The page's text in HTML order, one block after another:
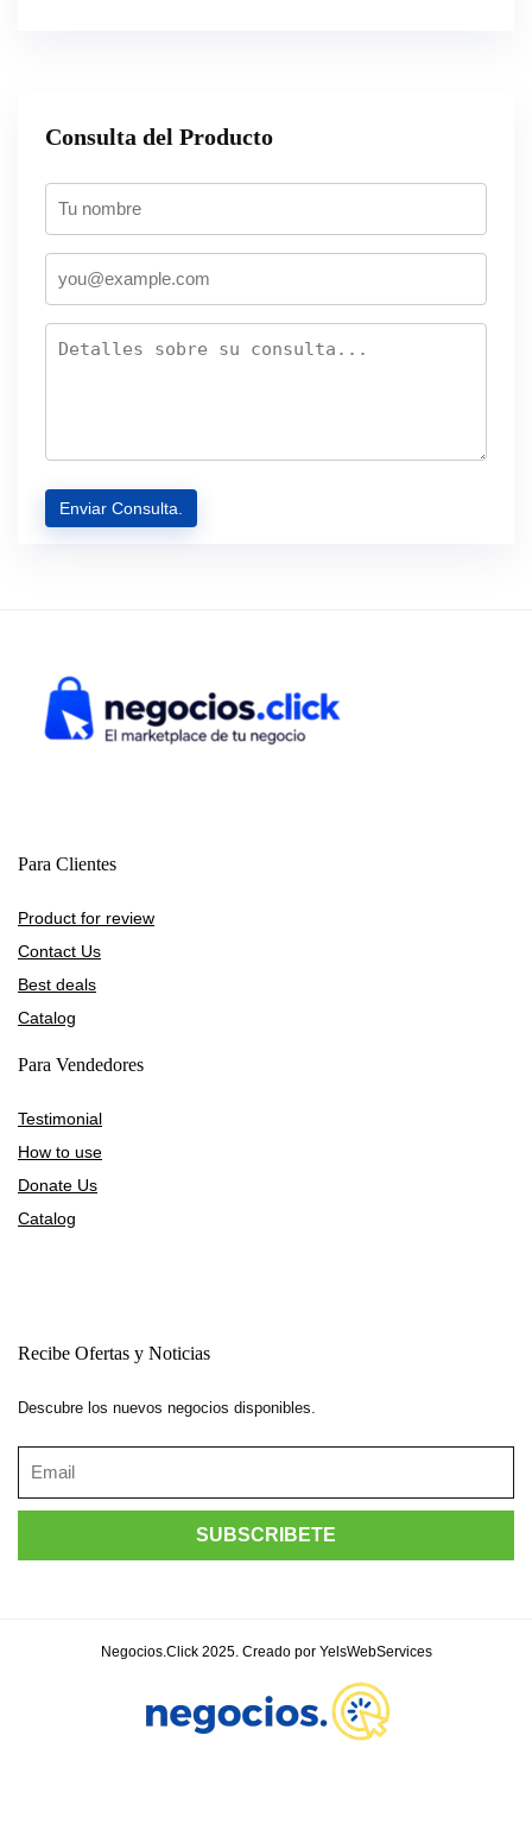
Consulta del Producto
Para Clientes
Product for review
Contact Us
Best deals
Catalog
Para Vendedores
Testimonial
How to use
Donate Us
Catalog
Recibe Ofertas y Noticias
Descubre los nuevos negocios disponibles.
Negocios.Click 2025. Creado por YelsWebServices